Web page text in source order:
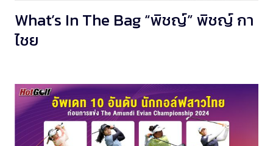
What’s In The Bag “พิชญ์” พิชญ์ กา
ไชย